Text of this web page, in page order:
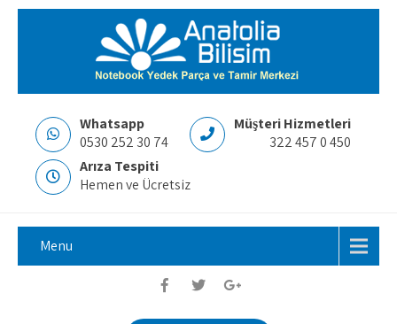
Whatsapp
0530 252 30 74
Müşteri Hizmetleri
322 457 0 450
Arıza Tespiti
Hemen ve Ücretsiz
Menu